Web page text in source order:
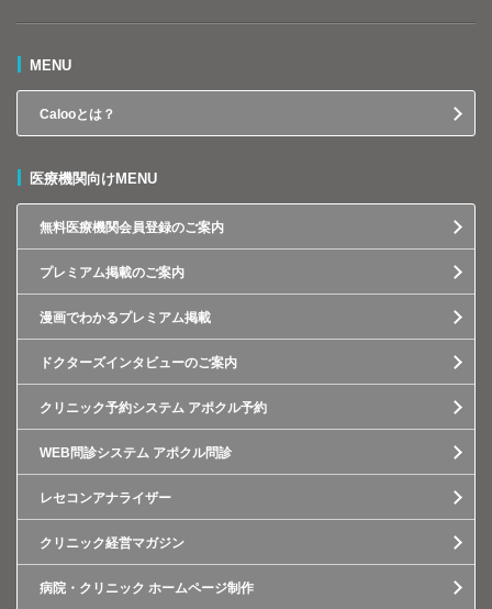
MENU
Calooとは？
医療機関向けMENU
無料医療機関会員登録のご案内
プレミアム掲載のご案内
漫画でわかるプレミアム掲載
ドクターズインタビューのご案内
クリニック予約システム アポクル予約
WEB問診システム アポクル問診
レセコンアナライザー
クリニック経営マガジン
病院・クリニック ホームページ制作